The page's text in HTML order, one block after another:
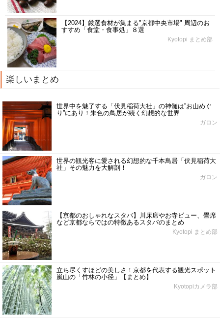
【2024】厳選食材が集まる"京都中央市場" 周辺のお
すすめ「食堂・食事処」８選
Kyotopi まとめ部
楽しいまとめ
世界中を魅了する「伏見稲荷大社」の神髄は”お山めぐ
り”にあり！朱色の鳥居が続く幻想的な世界
ガロン
世界の観光客に愛される幻想的な千本鳥居「伏見稲荷大
社」その魅力を大解剖！
ガロン
【京都のおしゃれなスタバ】川床席やお寺ビュー、畳席
など京都ならではの特徴あるスタバのまとめ
Kyotopi まとめ部
立ち尽くすほどの美しさ！京都を代表する観光スポット
嵐山の「竹林の小径」【まとめ】
Kyotopiカメラ部